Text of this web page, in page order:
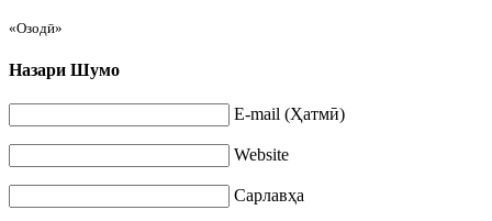
«Озодӣ»
Назари Шумо
E-mail (Ҳатмӣ)
Website
Сарлавҳа